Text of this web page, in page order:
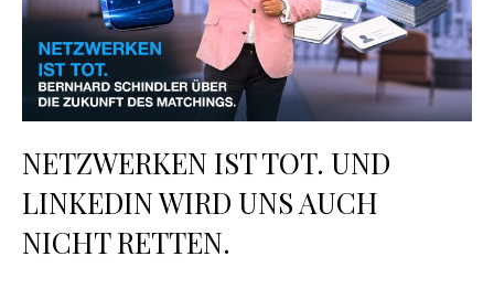
NETZWERKEN IST TOT. UND
LINKEDIN WIRD UNS AUCH
NICHT RETTEN.